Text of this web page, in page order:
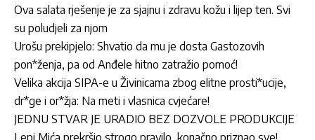
Ova salata rješenje je za sjajnu i zdravu kožu i lijep ten. Svi
su poludjeli za njom
Urošu prekipjelo: Shvatio da mu je dosta Gastozovih
pon*ženja, pa od Anđele hitno zatražio pomoć!
Velika akcija SIPA-e u Živinicama zbog elitne prosti*ucije,
dr*ge i or*žja: Na meti i vlasnica cvjećare!
JEDNU STVAR JE URADIO BEZ DOZVOLE PRODUKCIJE